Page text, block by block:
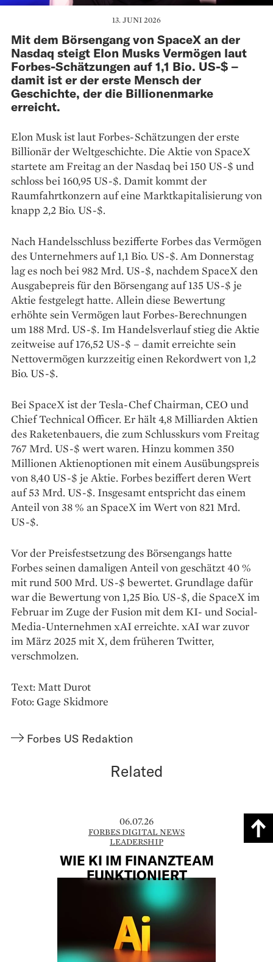
13. JUNI 2026
Mit dem Börsengang von SpaceX an der
Nasdaq steigt Elon Musks Vermögen laut
Forbes-Schätzungen auf 1,1 Bio. US-$ –
damit ist er der erste Mensch der
Geschichte, der die Billionenmarke
erreicht.
Elon Musk ist laut Forbes-Schätzungen der erste
Billionär der Weltgeschichte. Die Aktie von SpaceX
startete am Freitag an der Nasdaq bei 150 US-$ und
schloss bei 160,95 US-$. Damit kommt der
Raumfahrtkonzern auf eine Marktkapitalisierung von
knapp 2,2 Bio. US-$.
Nach Handelsschluss bezifferte Forbes das Vermögen
des Unternehmers auf 1,1 Bio. US-$. Am Donnerstag
lag es noch bei 982 Mrd. US-$, nachdem SpaceX den
Ausgabepreis für den Börsengang auf 135 US-$ je
Aktie festgelegt hatte. Allein diese Bewertung
erhöhte sein Vermögen laut Forbes-Berechnungen
um 188 Mrd. US-$. Im Handelsverlauf stieg die Aktie
zeitweise auf 176,52 US-$ – damit erreichte sein
Nettovermögen kurzzeitig einen Rekordwert von 1,2
Bio. US-$.
Bei SpaceX ist der Tesla-Chef Chairman, CEO und
Chief Technical Officer. Er hält 4,8 Milliarden Aktien
des Raketenbauers, die zum Schlusskurs vom Freitag
767 Mrd. US-$ wert waren. Hinzu kommen 350
Millionen Aktienoptionen mit einem Ausübungspreis
von 8,40 US-$ je Aktie. Forbes beziffert deren Wert
auf 53 Mrd. US-$. Insgesamt entspricht das einem
Anteil von 38 % an SpaceX im Wert von 821 Mrd.
US-$.
Vor der Preisfestsetzung des Börsengangs hatte
Forbes seinen damaligen Anteil von geschätzt 40 %
mit rund 500 Mrd. US-$ bewertet. Grundlage dafür
war die Bewertung von 1,25 Bio. US-$, die SpaceX im
Februar im Zuge der Fusion mit dem KI- und Social-
Media-Unternehmen xAI erreichte. xAI war zuvor
im März 2025 mit X, dem früheren Twitter,
verschmolzen.
Text: Matt Durot
Foto: Gage Skidmore
Forbes US Redaktion
Related
06.07.26
FORBES DIGITAL NEWS
LEADERSHIP
WIE KI IM FINANZTEAM
FUNKTIONIERT